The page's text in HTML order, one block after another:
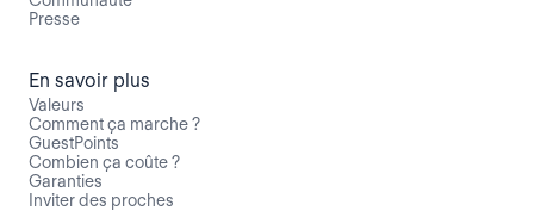
Presse
En savoir plus
Valeurs
Comment ça marche ?
GuestPoints
Combien ça coûte ?
Garanties
Inviter des proches